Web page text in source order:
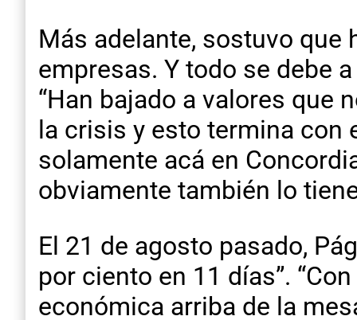
Más adelante, sostuvo que
empresas. Y todo se debe
“Han bajado a valores que
la crisis y esto termina con
solamente acá en
obviamente también lo
El 21 de agosto pasado,
por ciento en 11 días”.
económica arriba de la